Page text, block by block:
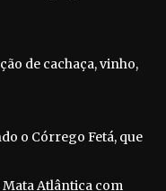
de cachaça, vinho,
o Córrego Fetá, que
Mata Atlântica com